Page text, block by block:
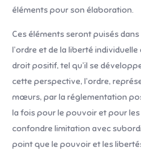
éléments pour son élaboration.
Ces éléments seront puisés
l’ordre et de la liberté
droit positif, tel qu’il se
cette perspective, l’ordre,
mœurs, par la réglementation
la fois pour le pouvoir et pour
confondre limitation avec
point que le pouvoir et les